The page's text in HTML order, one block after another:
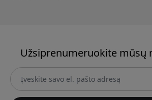
Užsiprenumeruokite mūsų